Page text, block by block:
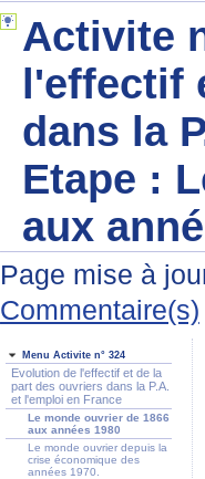
Activite
l'effectif
dans la
Etape :
aux
Page mise à
Commentaire(s)
Menu Activite n° 324
Evolution de l'effectif et de la
part des ouvriers dans la P.A.
et l'emploi en France
Le monde ouvrier de 1866
aux années 1980
Le monde ouvrier depuis la
crise économique des
années 1970.